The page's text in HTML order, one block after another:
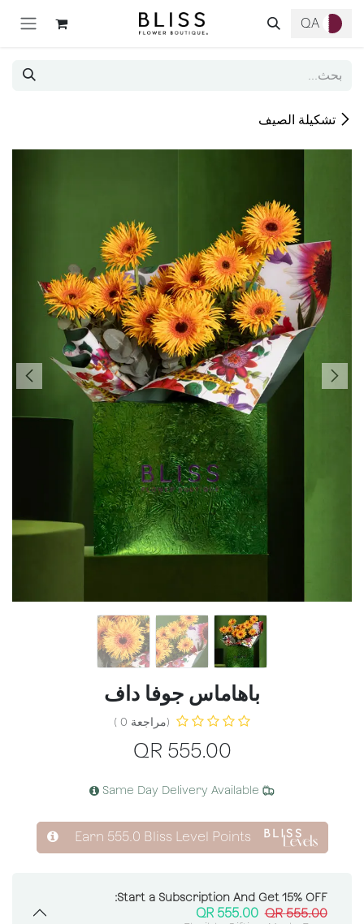
QA
تشكيلة الصيف
باهاماس جوفا داف
(مراجعة 0 )
555.00
QR
Same Day Delivery Available
Earn555.0 Bliss Level Points
Start a Subscription And Get 15% OFF:
555.00
QR
555.00
QR